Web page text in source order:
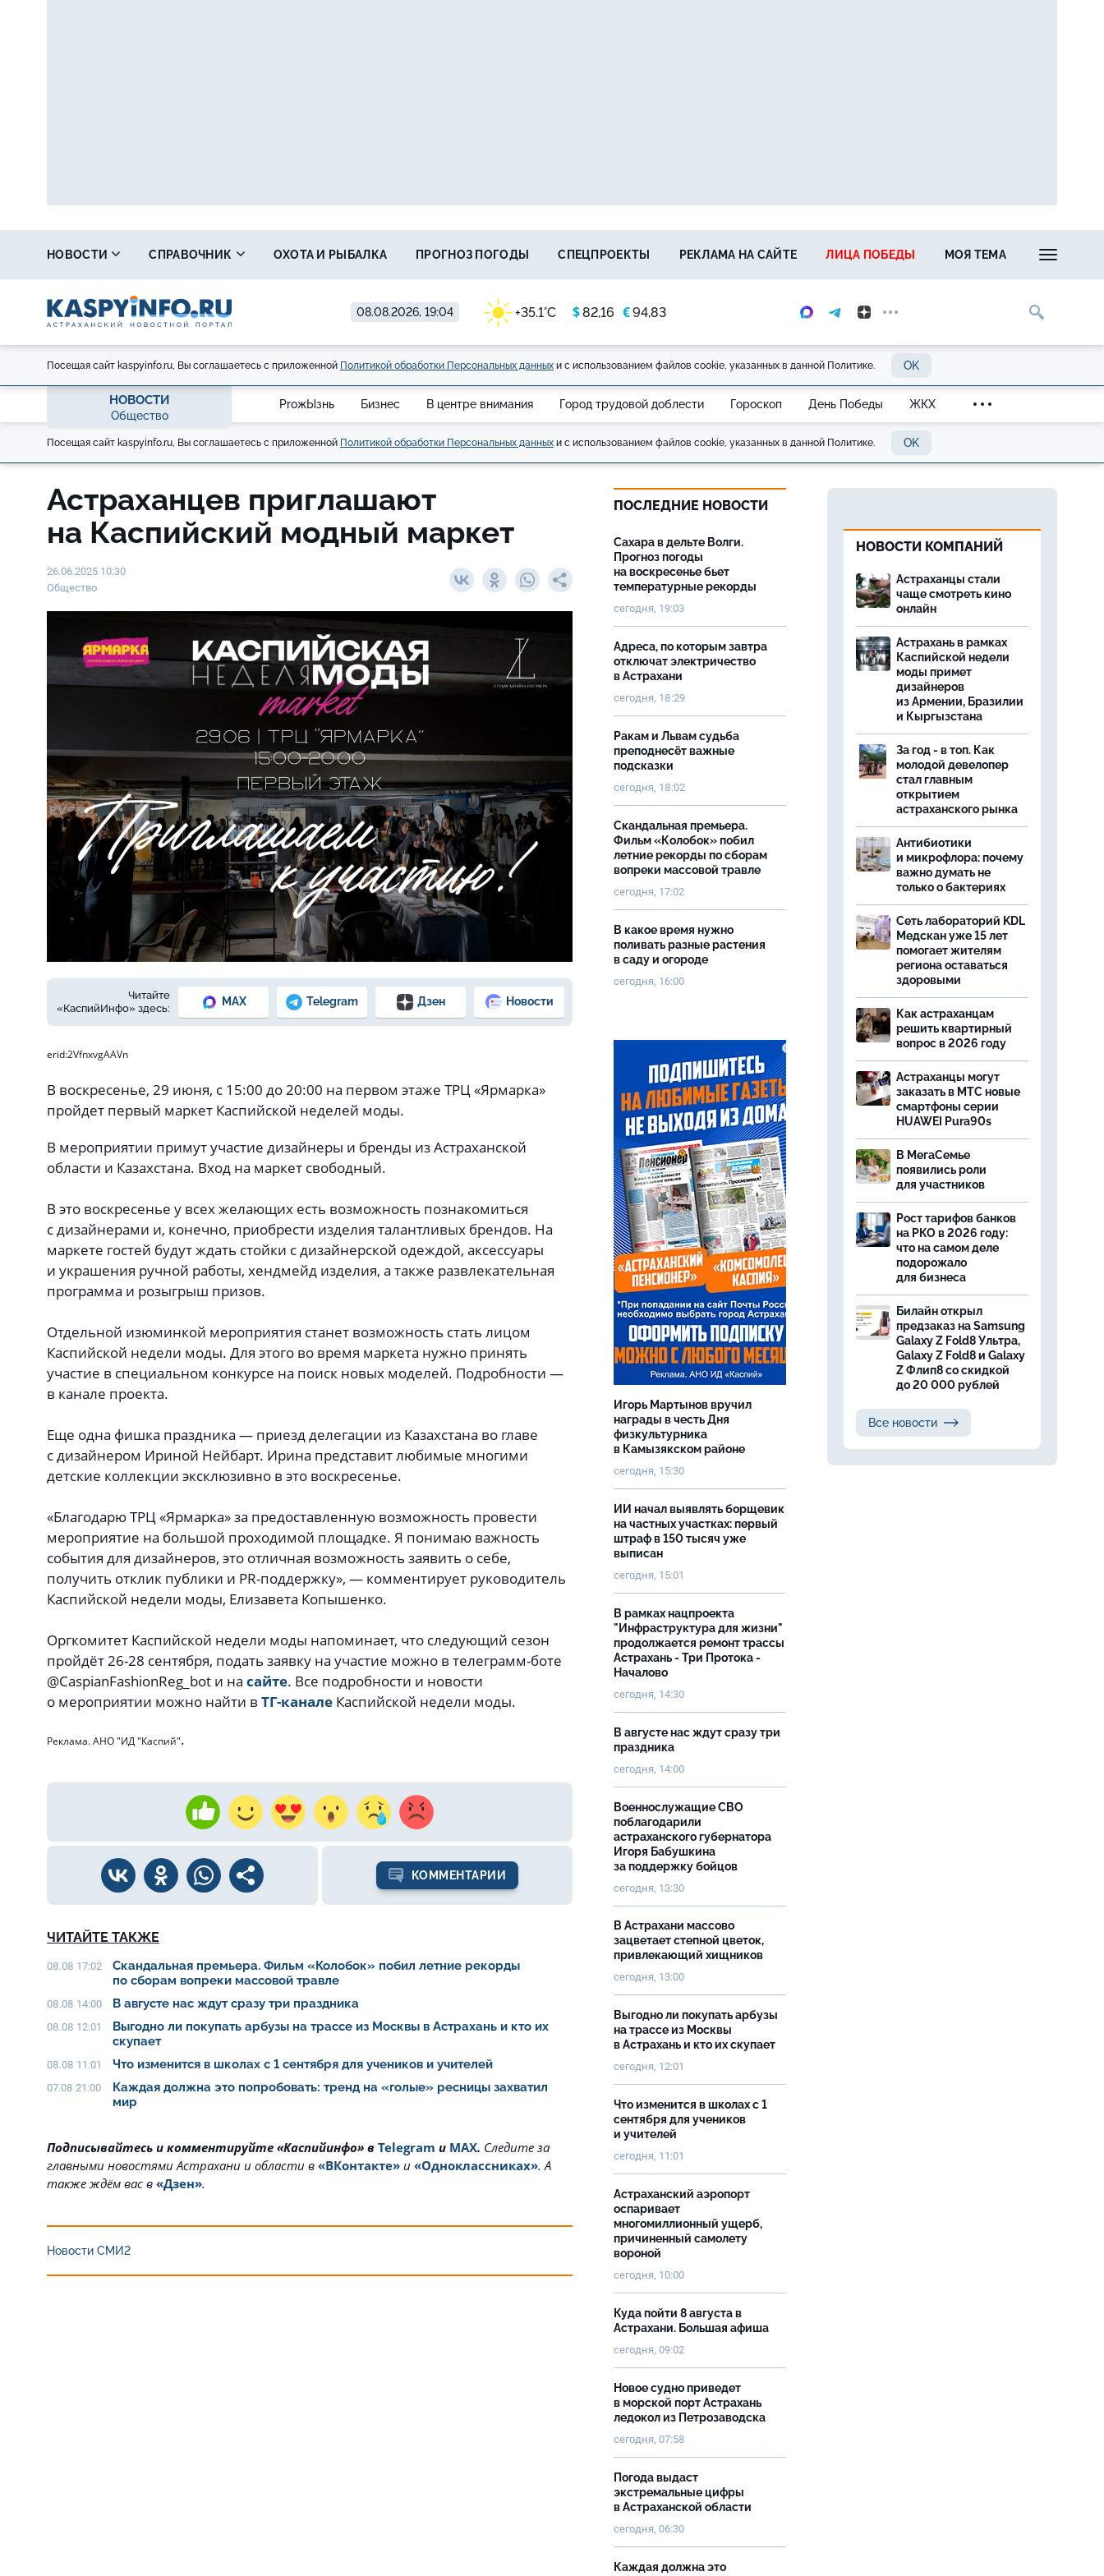
08.08.2026, 19:04 +35.1°C $82,16 €94,83
НОВОСТИ СПРАВОЧНИК ОХОТА И РЫБАЛКА ПРОГНОЗ ПОГОДЫ СПЕЦПРОЕКТЫ РЕКЛАМА НА САЙТЕ ЛИЦА ПОБЕДЫ МОЯ ТЕМА
Посещая сайт kaspyinfo.ru, Вы соглашаетесь с приложенной Политикой обработки Персональных данных и с использованием файлов cookie, указанных в данной Политике. OK
НОВОСТИ
Общество
ProжЫзнь Бизнес В центре внимания Город трудовой доблести Гороскоп День Победы ЖКХ
Посещая сайт kaspyinfo.ru, Вы соглашаетесь с приложенной Политикой обработки Персональных данных и с использованием файлов cookie, указанных в данной Политике. OK
Астраханцев приглашают
на Каспийский модный маркет
26.06.2025 10:30
Общество
Читайте
«КаспийИнфо» здесь:
MAX Telegram Дзен Новости
erid:2VfnxvgAAVn
В воскресенье, 29 июня, с 15:00 до 20:00 на первом этаже ТРЦ «Ярмарка»
пройдет первый маркет Каспийской неделей моды.
В мероприятии примут участие дизайнеры и бренды из Астраханской
области и Казахстана. Вход на маркет свободный.
В это воскресенье у всех желающих есть возможность познакомиться
с дизайнерами и, конечно, приобрести изделия талантливых брендов. На
маркете гостей будут ждать стойки с дизайнерской одеждой, аксессуары
и украшения ручной работы, хендмейд изделия, а также развлекательная
программа и розыгрыш призов.
Отдельной изюминкой мероприятия станет возможность стать лицом
Каспийской недели моды. Для этого во время маркета нужно принять
участие в специальном конкурсе на поиск новых моделей. Подробности —
в канале проекта.
Еще одна фишка праздника — приезд делегации из Казахстана во главе
с дизайнером Ириной Нейбарт. Ирина представит любимые многими
детские коллекции эксклюзивно в это воскресенье.
«Благодарю ТРЦ «Ярмарка» за предоставленную возможность провести
мероприятие на большой проходимой площадке. Я понимаю важность
события для дизайнеров, это отличная возможность заявить о себе,
получить отклик публики и PR-поддержку», — комментирует руководитель
Каспийской недели моды, Елизавета Копышенко.
Оргкомитет Каспийской недели моды напоминает, что следующий сезон
пройдёт 26-28 сентября, подать заявку на участие можно в телеграмм-боте
@CaspianFashionReg_bot и на сайте. Все подробности и новости
о мероприятии можно найти в ТГ-канале Каспийской недели моды.
Реклама. АНО "ИД "Каспий".
КОММЕНТАРИИ
ЧИТАЙТЕ ТАКЖЕ
08.08 17:02
Скандальная премьера. Фильм «Колобок» побил летние рекорды
по сборам вопреки массовой травле
08.08 14:00 В августе нас ждут сразу три праздника
08.08 12:01
Выгодно ли покупать арбузы на трассе из Москвы в Астрахань и кто их
скупает
08.08 11:01 Что изменится в школах с 1 сентября для учеников и учителей
07.08 21:00
Каждая должна это попробовать: тренд на «голые» ресницы захватил
мир
Подписывайтесь и комментируйте «Каспийинфо» в Telegram и MAX. Cледите за
главными новостями Астрахани и области в «ВКонтакте» и «Одноклассниках». А
также ждём вас в «Дзен».
Новости СМИ2
ПОСЛЕДНИЕ НОВОСТИ
Сахара в дельте Волги.
Прогноз погоды
на воскресенье бьет
температурные рекорды
сегодня, 19:03
Адреса, по которым завтра
отключат электричество
в Астрахани
сегодня, 18:29
Ракам и Львам судьба
преподнесёт важные
подсказки
сегодня, 18:02
Скандальная премьера.
Фильм «Колобок» побил
летние рекорды по сборам
вопреки массовой травле
сегодня, 17:02
В какое время нужно
поливать разные растения
в саду и огороде
сегодня, 16:00
Игорь Мартынов вручил
награды в честь Дня
физкультурника
в Камызякском районе
сегодня, 15:30
ИИ начал выявлять борщевик
на частных участках: первый
штраф в 150 тысяч уже
выписан
сегодня, 15:01
В рамках нацпроекта
"Инфраструктура для жизни"
продолжается ремонт трассы
Астрахань - Три Протока -
Началово
сегодня, 14:30
В августе нас ждут сразу три
праздника
сегодня, 14:00
Военнослужащие СВО
поблагодарили
астраханского губернатора
Игоря Бабушкина
за поддержку бойцов
сегодня, 13:30
В Астрахани массово
зацветает степной цветок,
привлекающий хищников
сегодня, 13:00
Выгодно ли покупать арбузы
на трассе из Москвы
в Астрахань и кто их скупает
сегодня, 12:01
Что изменится в школах с 1
сентября для учеников
и учителей
сегодня, 11:01
Астраханский аэропорт
оспаривает
многомиллионный ущерб,
причиненный самолету
вороной
сегодня, 10:00
Куда пойти 8 августа в
Астрахани. Большая афиша
сегодня, 09:02
Новое судно приведет
в морской порт Астрахань
ледокол из Петрозаводска
сегодня, 07:58
Погода выдаст
экстремальные цифры
в Астраханской области
сегодня, 06:30
Каждая должна это
НОВОСТИ КОМПАНИЙ
Астраханцы стали
чаще смотреть кино
онлайн
Астрахань в рамках
Каспийской недели
моды примет
дизайнеров
из Армении, Бразилии
и Кыргызстана
За год - в топ. Как
молодой девелопер
стал главным
открытием
астраханского рынка
Антибиотики
и микрофлора: почему
важно думать не
только о бактериях
Сеть лабораторий KDL
Медскан уже 15 лет
помогает жителям
региона оставаться
здоровыми
Как астраханцам
решить квартирный
вопрос в 2026 году
Астраханцы могут
заказать в МТС новые
смартфоны серии
HUAWEI Pura90s
В МегаСемье
появились роли
для участников
Рост тарифов банков
на РКО в 2026 году:
что на самом деле
подорожало
для бизнеса
Билайн открыл
предзаказ на Samsung
Galaxy Z Fold8 Ультра,
Galaxy Z Fold8 и Galaxy
Z Флип8 со скидкой
до 20 000 рублей
Все новости